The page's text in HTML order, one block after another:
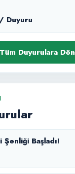
Duyuru
Tüm Duyurulara Dön
Başladı!